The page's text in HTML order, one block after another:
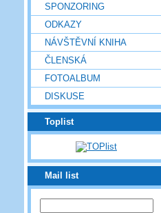
SPONZORING
ODKAZY
NÁVŠTĚVNÍ KNIHA
ČLENSKÁ
FOTOALBUM
DISKUSE
Toplist
Mail list